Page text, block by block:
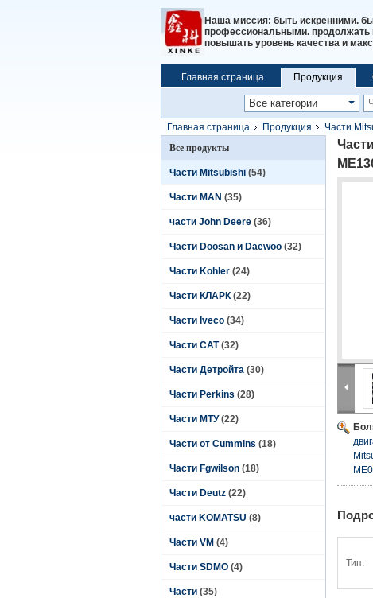
Наша миссия: быть искренними.
профессиональными. продолжать
повышать уровень качества и
Главная страница Продукция
Главная страница Продукция Части
01101, ME074013,35A40-01800,
Все продукты
Части Mitsubishi (54)
Части MAN (35)
части John Deere (36)
Части Doosan и Daewoo (32)
Части Kohler (24)
Части КЛАРК (22)
Части Iveco (34)
Части CAT (32)
Части Детройта (30)
Части Perkins (28)
Части МТУ (22)
Части от Cummins (18)
Части Fgwilson (18)
Части Deutz (22)
части KOMATSU (8)
Части VM (4)
Части SDMO (4)
Части (35)
Тип: